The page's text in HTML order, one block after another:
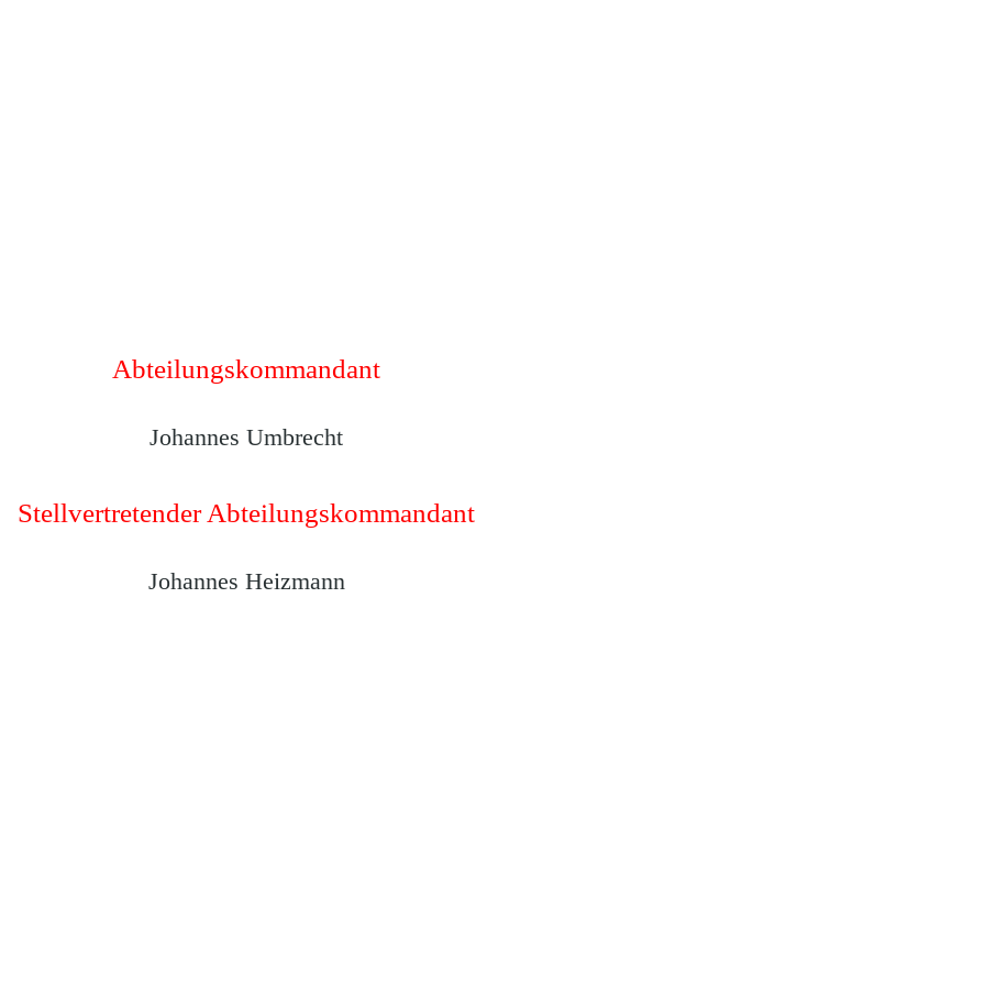
Abteilungskommandant
Johannes Umbrecht
Stellvertretender Abteilungskommandant
Johannes Heizmann